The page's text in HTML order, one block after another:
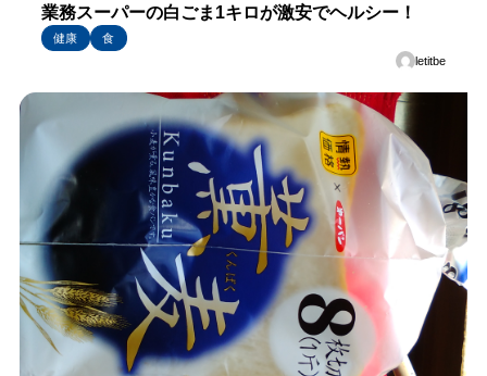
業務スーパーの白ごま1キロが激安でヘルシー！
健康
食
letitbe